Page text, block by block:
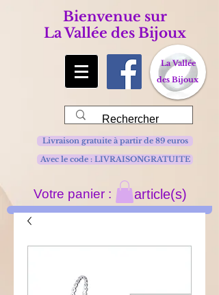
Bienvenue sur
La Vallée des Bijoux
La Vallée
des Bijoux
Avec le code : LIVRAISONGRATUITE
Livraison gratuite à partir de 89 euros
Votre panier : article(s)